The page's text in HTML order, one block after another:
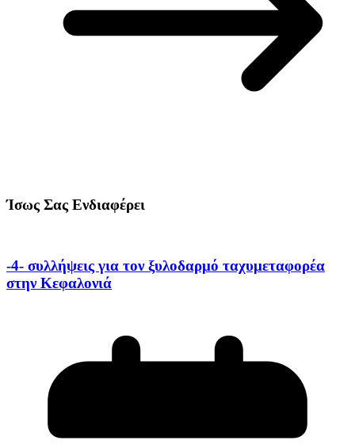
Ίσως Σας Ενδιαφέρει
-4- συλλήψεις για τον ξυλοδαρμό ταχυμεταφορέα
στην Κεφαλονιά